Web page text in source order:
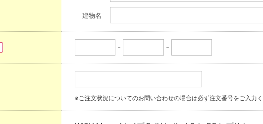
建物名
- -
※ご注文状況についてのお問い合わせの場合は必ず注文番号をご入力